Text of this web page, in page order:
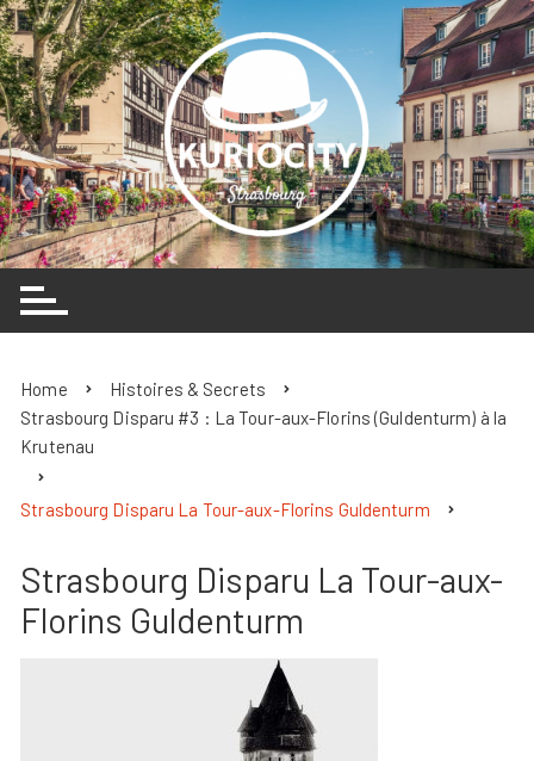
Skip
to
content
Home
Histoires & Secrets
Strasbourg Disparu #3 : La Tour-aux-Florins (Guldenturm) à la
Krutenau
Strasbourg Disparu La Tour-aux-Florins Guldenturm
Strasbourg Disparu La Tour-aux-
Florins Guldenturm